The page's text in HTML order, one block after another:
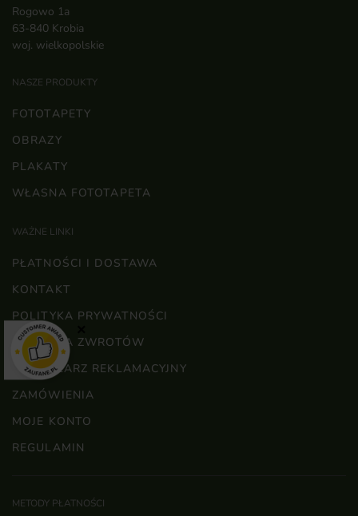
Rogowo 1a
63-840 Krobia
woj. wielkopolskie
NASZE PRODUKTY
FOTOTAPETY
OBRAZY
PLAKATY
WŁASNA FOTOTAPETA
WAŻNE LINKI
PŁATNOŚCI I DOSTAWA
KONTAKT
POLITYKA PRYWATNOŚCI
POLITYKA ZWROTÓW
FORMULARZ REKLAMACYJNY
ZAMÓWIENIA
MOJE KONTO
REGULAMIN
METODY PŁATNOŚCI